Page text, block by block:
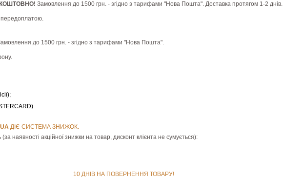
Замовлення до 1500 грн. - згідно з тарифами "Нова Пошта". Доставка протягом 1-2 днів.
передоплатою.
до 1500 грн. - згідно з тарифами "Нова Пошта".
ДІЄ СИСТЕМА ЗНИЖОК.
наявності акційної знижки на товар, дисконт клієнта не сумується):
10 ДНІВ НА ПОВЕРНЕННЯ ТОВАРУ!